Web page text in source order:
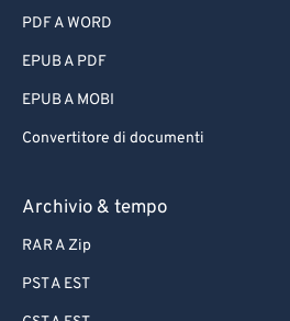
PDF A WORD
EPUB A PDF
EPUB A MOBI
Convertitore di documenti
Archivio & tempo
RAR A Zip
PST A EST